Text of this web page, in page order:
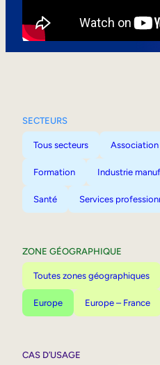
SECTEURS
Tous secteurs Association
Formation Industrie
Santé Services
ZONE GÉOGRAPHIQUE
Toutes zones géographiques
Europe Europe – France
CAS D’USAGE